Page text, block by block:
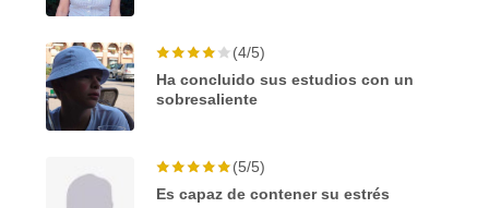
(4/5)
Ha concluido sus estudios con un
sobresaliente
(5/5)
Es capaz de contener su estrés